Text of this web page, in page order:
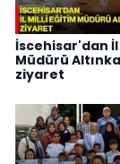
İscehisar'dan
Müdürü
ziyaret